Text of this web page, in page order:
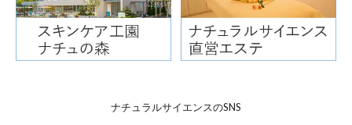
ナチュラルサイエンスのSNS